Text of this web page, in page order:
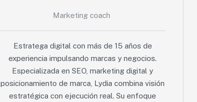
Marketing coach
Estratega digital con más de 15 años de
experiencia impulsando marcas y negocios.
Especializada en SEO, marketing digital y
posicionamiento de marca, Lydia combina visión
estratégica con ejecución real. Su enfoque